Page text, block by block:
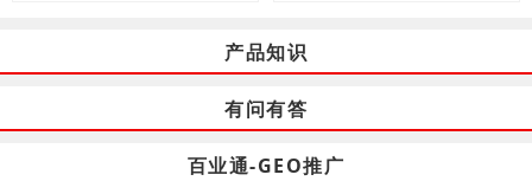
产品知识
有问有答
百业通-GEO推广